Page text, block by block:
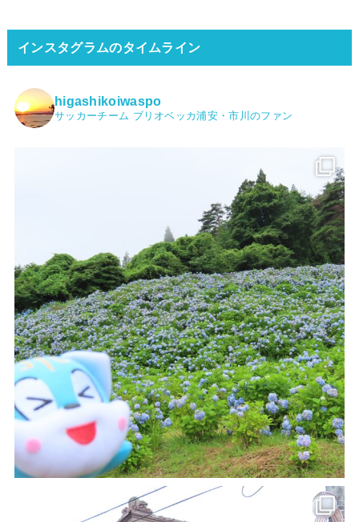
インスタグラムのタイムライン
higashikoiwaspo
サッカーチーム ブリオベッカ浦安・市川のファン